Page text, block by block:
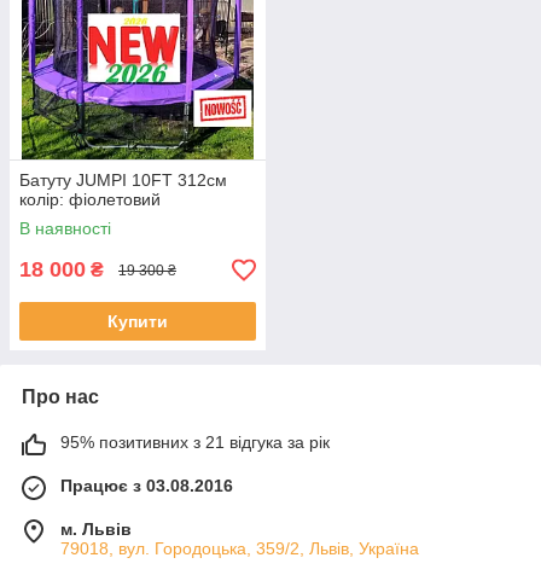
Батуту JUMPI 10FT 312см
колір: фіолетовий
В наявності
18 000 ₴ 19 300 ₴
Купити
Про нас
95% позитивних з 21 відгука за рік
Працює з 03.08.2016
м. Львів
79018, вул. Городоцька, 359/2, Львів, Україна